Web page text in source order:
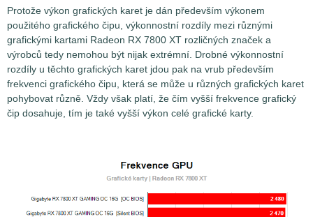
Protože výkon grafických karet je dán především výkonem
použitého grafického čipu, výkonnostní rozdíly mezi různými
grafickými kartami Radeon RX 7800 XT rozličných značek a
výrobců tedy nemohou být nijak extrémní. Drobné výkonnostní
rozdíly u těchto grafických karet jdou pak na vrub především
frekvenci grafického čipu, která se může u různých grafických karet
pohybovat různě. Vždy však platí, že čím vyšší frekvence grafický
čip dosahuje, tím je také vyšší výkon celé grafické karty.